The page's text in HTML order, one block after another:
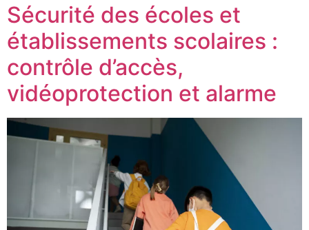
Sécurité des écoles et
établissements scolaires :
contrôle d’accès,
vidéoprotection et alarme